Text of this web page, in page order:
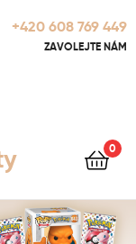
+420 608 769 449
ZAVOLEJTE NÁM
0